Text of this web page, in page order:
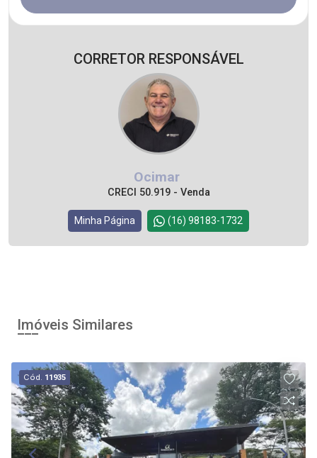
CORRETOR RESPONSÁVEL
Ocimar
CRECI 50.919 - Venda
Minha Página (16) 98183-1732
Imóveis Similares
Cód. 11935